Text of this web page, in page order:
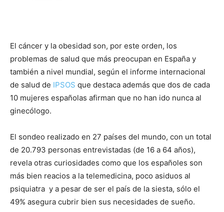
El cáncer y la obesidad son, por este orden, los
problemas de salud que más preocupan en España y
también a nivel mundial, según el informe internacional
de salud de IPSOS que destaca además que dos de cada
10 mujeres españolas afirman que no han ido nunca al
ginecólogo.
El sondeo realizado en 27 países del mundo, con un total
de 20.793 personas entrevistadas (de 16 a 64 años),
revela otras curiosidades como que los españoles son
más bien reacios a la telemedicina, poco asiduos al
psiquiatra y a pesar de ser el país de la siesta, sólo el
49% asegura cubrir bien sus necesidades de sueño.